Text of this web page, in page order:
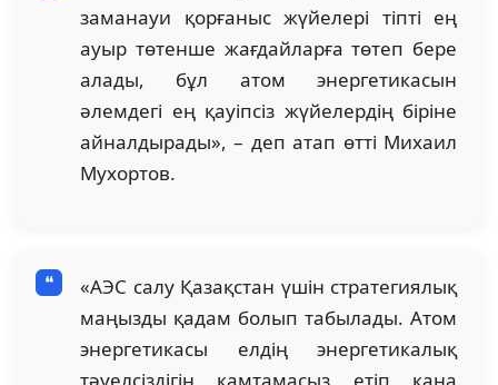
заманауи қорғаныс жүйелері тіпті ең
ауыр төтенше жағдайларға төтеп бере
алады, бұл атом энергетикасын
әлемдегі ең қауіпсіз жүйелердің біріне
айналдырады», – деп атап өтті Михаил
Мухортов.
«АЭС салу Қазақстан үшін стратегиялық
маңызды қадам болып табылады. Атом
энергетикасы елдің энергетикалық
тәуелсіздігін қамтамасыз етіп қана